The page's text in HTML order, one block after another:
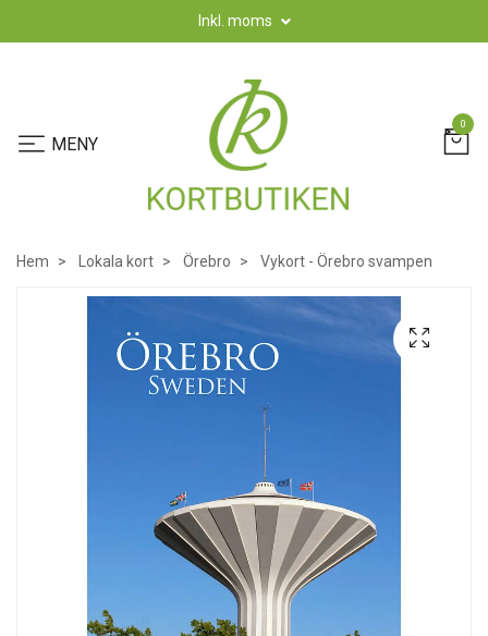
Inkl. moms
0
Hem Lokala kort Örebro Vykort - Örebro svampen